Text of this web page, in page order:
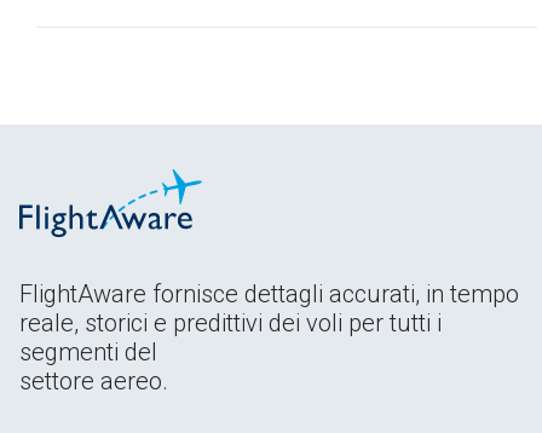
FlightAware fornisce dettagli accurati, in tempo
reale, storici e predittivi dei voli per tutti i
segmenti del
settore aereo.